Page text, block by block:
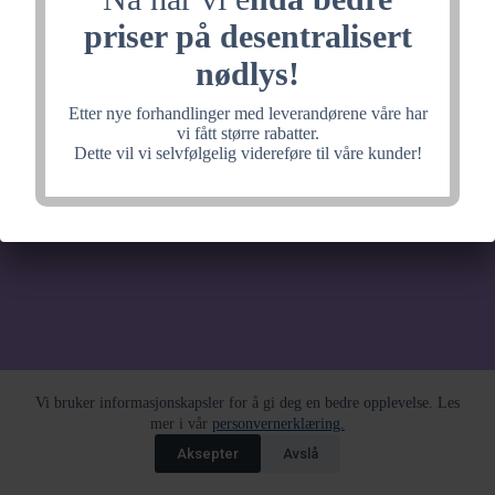
priser på desentralisert
nødlys!
Etter nye forhandlinger med leverandørene våre har
vi fått større rabatter.
Dette vil vi selvfølgelig videreføre til våre kunder!
Vi bruker informasjonskapsler for å gi deg en bedre opplevelse. Les
mer i vår personvernerklæring.
Aksepter
Avslå
noe fantastisk, velkommen
tilbake litt senere.